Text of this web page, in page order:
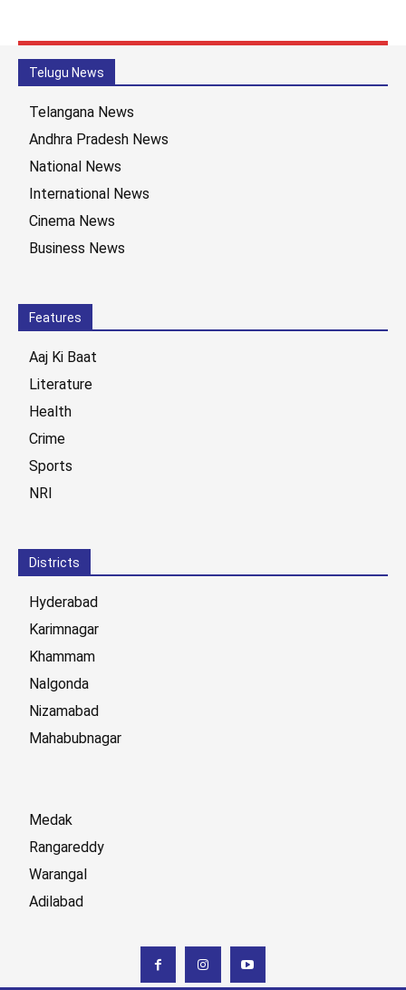
Telugu News
Telangana News
Andhra Pradesh News
National News
International News
Cinema News
Business News
Features
Aaj Ki Baat
Literature
Health
Crime
Sports
NRI
Districts
Hyderabad
Karimnagar
Khammam
Nalgonda
Nizamabad
Mahabubnagar
Medak
Rangareddy
Warangal
Adilabad